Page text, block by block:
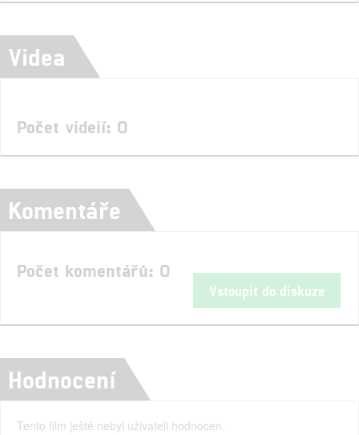
Videa
Počet videií: 0
Komentáře
Počet komentářů: 0
Vstoupit do diskuze
Hodnocení
Tento film ještě nebyl uživateli hodnocen.